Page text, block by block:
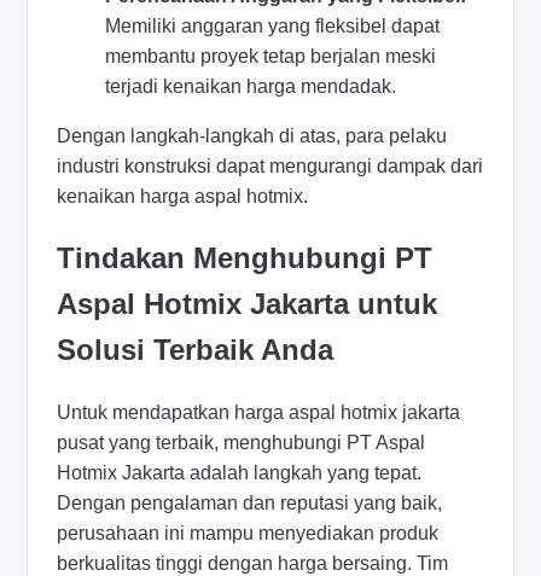
Memiliki anggaran yang fleksibel dapat
membantu proyek tetap berjalan meski
terjadi kenaikan harga mendadak.
Dengan langkah-langkah di atas, para pelaku
industri konstruksi dapat mengurangi dampak dari
kenaikan harga aspal hotmix.
Tindakan Menghubungi PT
Aspal Hotmix Jakarta untuk
Solusi Terbaik Anda
Untuk mendapatkan harga aspal hotmix jakarta
pusat yang terbaik, menghubungi PT Aspal
Hotmix Jakarta adalah langkah yang tepat.
Dengan pengalaman dan reputasi yang baik,
perusahaan ini mampu menyediakan produk
berkualitas tinggi dengan harga bersaing. Tim